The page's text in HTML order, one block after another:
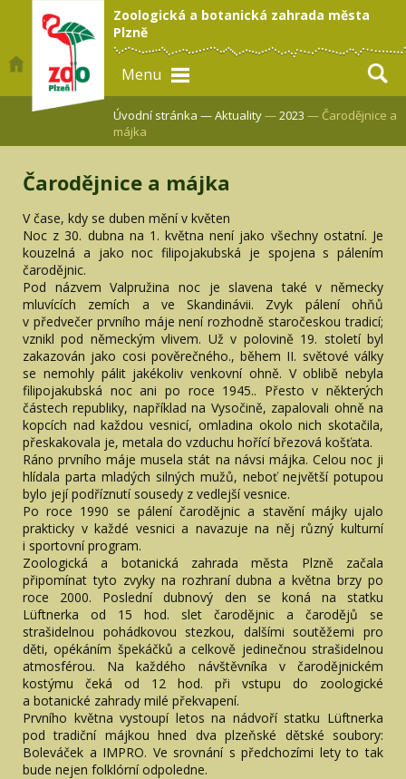
Zoologická a botanická zahrada města
Plzně
Menu
Úvodní stránka —Aktuality—2023 — Čarodějnice a
májka
Čarodějnice a májka
V čase, kdy se duben mění v květen
Noc z 30. dubna na 1. května není jako všechny ostatní. Je
kouzelná a jako noc filipojakubská je spojena s pálením
čarodějnic.
Pod názvem Valpružina noc je slavena také v německy
mluvících zemích a ve Skandinávii. Zvyk pálení ohňů
v předvečer prvního máje není rozhodně staročeskou tradicí;
vznikl pod německým vlivem. Už v polovině 19. století byl
zakazován jako cosi pověrečného., během II. světové války
se nemohly pálit jakékoliv venkovní ohně. V oblibě nebyla
filipojakubská noc ani po roce 1945.. Přesto v některých
částech republiky, například na Vysočině, zapalovali ohně na
kopcích nad každou vesnicí, omladina okolo nich skotačila,
přeskakovala je, metala do vzduchu hořící březová košťata.
Ráno prvního máje musela stát na návsi májka. Celou noc ji
hlídala parta mladých silných mužů, neboť největší potupou
bylo její podříznutí sousedy z vedlejší vesnice.
Po roce 1990 se pálení čarodějnic a stavění májky ujalo
prakticky v každé vesnici a navazuje na něj různý kulturní
i sportovní program.
Zoologická a botanická zahrada města Plzně začala
připomínat tyto zvyky na rozhraní dubna a května brzy po
roce 2000. Poslední dubnový den se koná na statku
Lüftnerka od 15 hod. slet čarodějnic a čarodějů se
strašidelnou pohádkovou stezkou, dalšími soutěžemi pro
děti, opékáním špekáčků a celkově jedinečnou strašidelnou
atmosférou. Na každého návštěvníka v čarodějnickém
kostýmu čeká od 12 hod. při vstupu do zoologické
a botanické zahrady milé překvapení.
Prvního května vystoupí letos na nádvoří statku Lüftnerka
pod tradiční májkou hned dva plzeňské dětské soubory:
Boleváček a IMPRO. Ve srovnání s předchozími lety to tak
bude nejen folklórní odpoledne.